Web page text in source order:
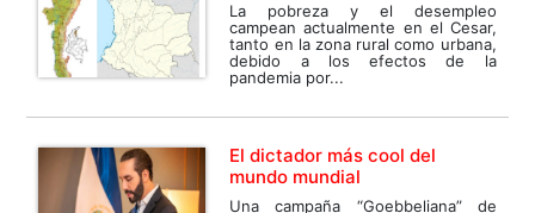
La pobreza y el desempleo
campean actualmente en el Cesar,
tanto en la zona rural como urbana,
debido a los efectos de la
pandemia por...
El dictador más cool del
mundo mundial
Una campaña “Goebbeliana” de